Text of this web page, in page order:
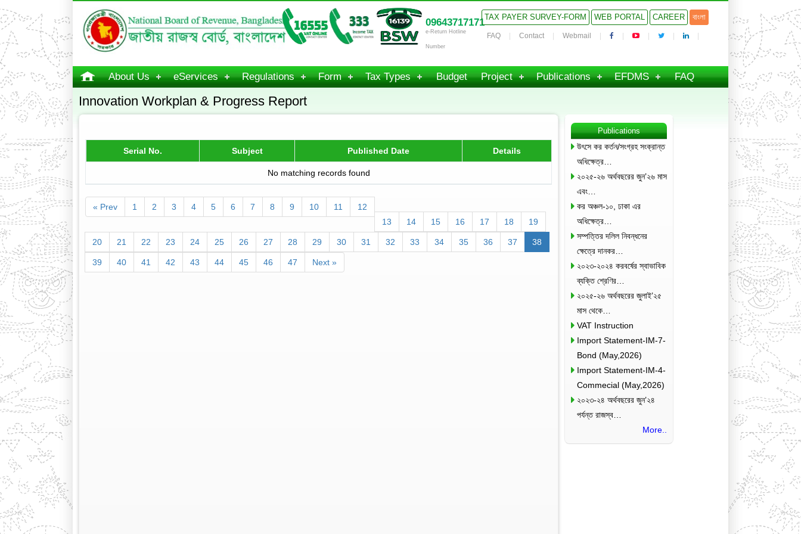
09643717171
e-Return Hotline
Number
TAX PAYER SURVEY-FORM WEB PORTAL CAREER বাংলা
FAQ Contact Webmail
About Us eServices Regulations Form Tax Types Budget Project Publications EFDMS FAQ
Innovation Workplan & Progress Report
Serial No. Subject Published Date Details
No matching records found
« Prev 1 2 3 4 5 6 7 8 9 10 11
12
13
14 15 16 17 18 19
20 21 22 23 24 25 26 27 28 29 30 31 32 33 34 35 36 37 38
39 40 41 42 43 44 45 46 47 Next »
Publications
উৎসে কর কর্তন/সংগ্রহ সংক্রান্ত
অধিক্ষেত্র…
২০২৫-২৬ অর্থবছরের জুন’২৬ মাস
এবং…
কর অঞ্চল-১০, ঢাকা এর
অধিক্ষেত্র…
সম্পত্তির দলিল নিবন্ধনের
ক্ষেত্রে দানকর…
২০২৩-২০২৪ করবর্ষের স্বাভাবিক
ব্যক্তি শ্রেণির…
২০২৫-২৬ অর্থবছরের জুলাই’২৫
মাস থেকে…
VAT Instruction
Import Statement-IM-7-
Bond (May,2026)
Import Statement-IM-4-
Commecial (May,2026)
২০২৩-২৪ অর্থবছরের জুন’২৪
পর্যন্ত রাজস্ব…
More..